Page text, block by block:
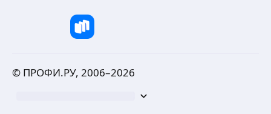
© ПРОФИ.РУ, 2006–2026